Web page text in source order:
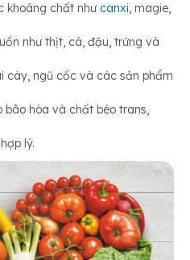
khoáng chất như canxi, magie,
như thịt, cá, đậu, trứng và
cây, ngũ cốc và các sản phẩm
bão hòa và chất béo trans,
lý.